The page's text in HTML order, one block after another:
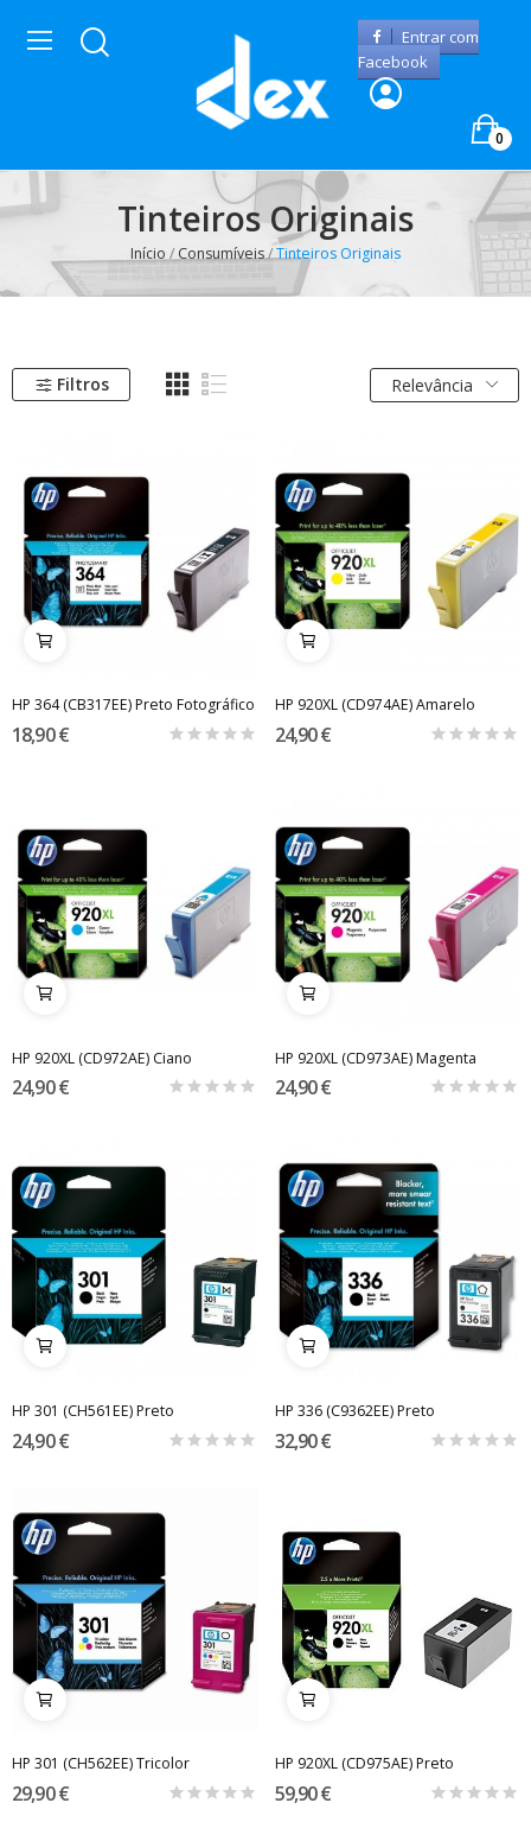
Entrar com
Facebook
0
Tinteiros Originais
Início Consumíveis Tinteiros Originais
Filtros Relevância
HP 364 (CB317EE) Preto Fotográfico
18,90 €
HP 920XL (CD974AE) Amarelo
24,90 €
HP 920XL (CD972AE) Ciano
24,90 €
HP 920XL (CD973AE) Magenta
24,90 €
HP 301 (CH561EE) Preto
24,90 €
HP 336 (C9362EE) Preto
32,90 €
HP 301 (CH562EE) Tricolor
29,90 €
HP 920XL (CD975AE) Preto
59,90 €